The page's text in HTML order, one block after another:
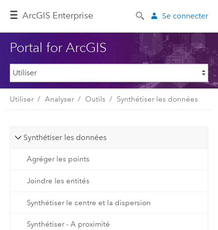
ArcGIS Enterprise Se connecter
Portal for ArcGIS
Utiliser Analyser Outils Synthétiser les données
Synthétiser les données
Agréger les points
Joindre les entités
Synthétiser le centre et la dispersion
Synthétiser - A proximité